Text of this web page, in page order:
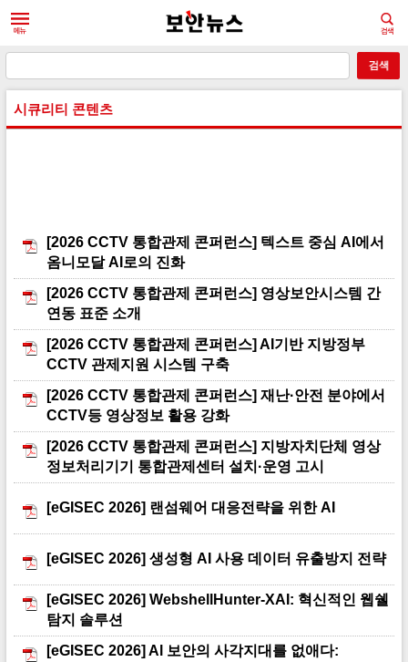
시큐리티 콘텐츠
[2026 CCTV 통합관제 콘퍼런스] 텍스트 중심 AI에서
옴니모달 AI로의 진화
[2026 CCTV 통합관제 콘퍼런스] 영상보안시스템 간
연동 표준 소개
[2026 CCTV 통합관제 콘퍼런스] AI기반 지방정부
CCTV 관제지원 시스템 구축
[2026 CCTV 통합관제 콘퍼런스] 재난·안전 분야에서
CCTV등 영상정보 활용 강화
[2026 CCTV 통합관제 콘퍼런스] 지방자치단체 영상
정보처리기기 통합관제센터 설치·운영 고시
[eGISEC 2026] 랜섬웨어 대응전략을 위한 AI
[eGISEC 2026] 생성형 AI 사용 데이터 유출방지 전략
[eGISEC 2026] WebshellHunter-XAI: 혁신적인 웹쉘
탐지 솔루션
[eGISEC 2026] Al 보안의 사각지대를 없애다: